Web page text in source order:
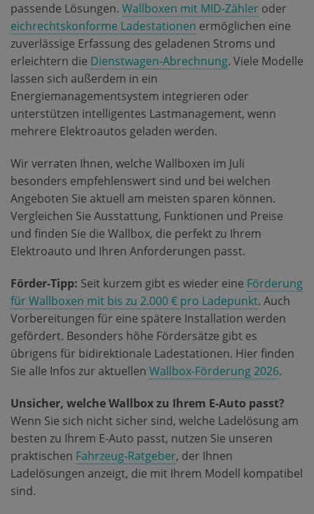
passende Lösungen. Wallboxen mit MID-Zähler oder
eichrechtskonforme Ladestationen ermöglichen eine
zuverlässige Erfassung des geladenen Stroms und
erleichtern die Dienstwagen-Abrechnung. Viele Modelle
lassen sich außerdem in ein
Energiemanagementsystem integrieren oder
unterstützen intelligentes Lastmanagement, wenn
mehrere Elektroautos geladen werden.
Wir verraten Ihnen, welche Wallboxen im Juli
besonders empfehlenswert sind und bei welchen
Angeboten Sie aktuell am meisten sparen können.
Vergleichen Sie Ausstattung, Funktionen und Preise
und finden Sie die Wallbox, die perfekt zu Ihrem
Elektroauto und Ihren Anforderungen passt.
Förder-Tipp: Seit kurzem gibt es wieder eine Förderung
für Wallboxen mit bis zu 2.000 € pro Ladepunkt. Auch
Vorbereitungen für eine spätere Installation werden
gefördert. Besonders höhe Fördersätze gibt es
übrigens für bidirektionale Ladestationen. Hier finden
Sie alle Infos zur aktuellen Wallbox-Förderung 2026.
Unsicher, welche Wallbox zu Ihrem E-Auto passt?
Wenn Sie sich nicht sicher sind, welche Ladelösung am
besten zu Ihrem E-Auto passt, nutzen Sie unseren
praktischen Fahrzeug-Ratgeber, der Ihnen
Ladelösungen anzeigt, die mit Ihrem Modell kompatibel
sind.